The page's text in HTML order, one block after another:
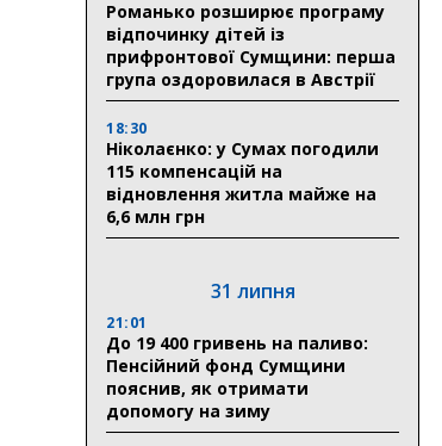
Романько розширює програму
відпочинку дітей із
прифронтової Сумщини: перша
група оздоровилася в Австрії
18:30
Ніколаєнко: у Сумах погодили
115 компенсацій на
відновлення житла майже на
6,6 млн грн
31 липня
21:01
До 19 400 гривень на паливо:
Пенсійний фонд Сумщини
пояснив, як отримати
допомогу на зиму